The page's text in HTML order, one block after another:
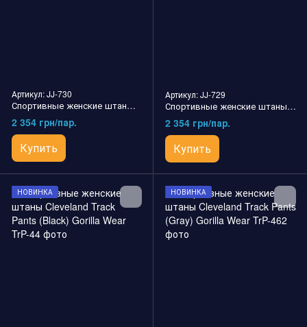
Артикул: JJ-730
Спортивные женские штаны Celina Joggers (Gray) Gorilla Wear
2 354 грн/пар.
Купить
Артикул: JJ-729
Спортивные женские штаны Celina Joggers (Red) Gorilla Wear
2 354 грн/пар.
Купить
НОВИНКА НОВИНКА